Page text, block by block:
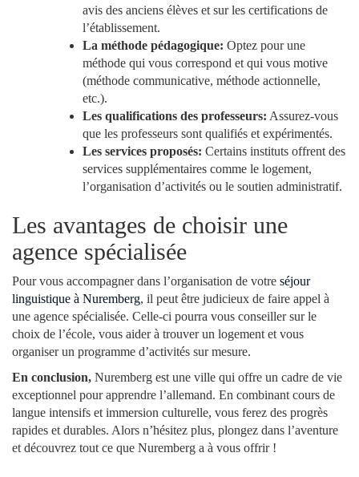
avis des anciens élèves et sur les certifications de
l’établissement.
La méthode pédagogique: Optez pour une
méthode qui vous correspond et qui vous motive
(méthode communicative, méthode actionnelle,
etc.).
Les qualifications des professeurs: Assurez-vous
que les professeurs sont qualifiés et expérimentés.
Les services proposés: Certains instituts offrent des
services supplémentaires comme le logement,
l’organisation d’activités ou le soutien administratif.
Les avantages de choisir une
agence spécialisée
Pour vous accompagner dans l’organisation de votre séjour
linguistique à Nuremberg, il peut être judicieux de faire appel à
une agence spécialisée. Celle-ci pourra vous conseiller sur le
choix de l’école, vous aider à trouver un logement et vous
organiser un programme d’activités sur mesure.
En conclusion, Nuremberg est une ville qui offre un cadre de vie
exceptionnel pour apprendre l’allemand. En combinant cours de
langue intensifs et immersion culturelle, vous ferez des progrès
rapides et durables. Alors n’hésitez plus, plongez dans l’aventure
et découvrez tout ce que Nuremberg a à vous offrir !